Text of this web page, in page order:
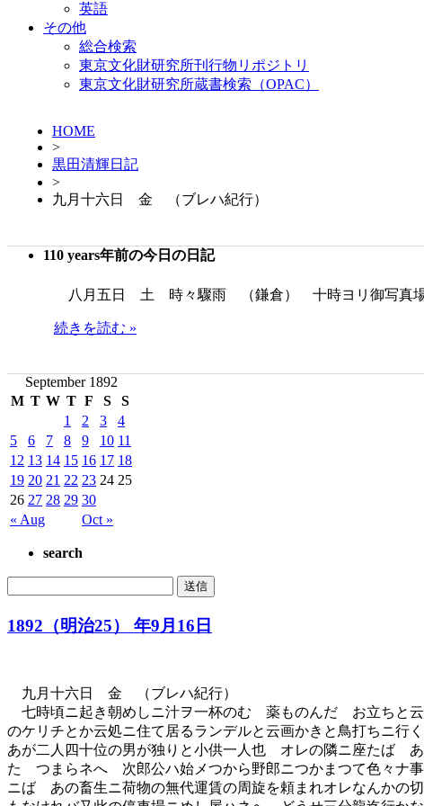
英語
その他
総合検索
東京文化財研究所刊行物リポジトリ
東京文化財研究所蔵書検索（OPAC）
HOME
>
黒田清輝日記
>
九月十六日 金 （ブレハ紀行）
110 years年前の今日の日記
八月五日 土 時々驟雨 （鎌倉） 十時ヨリ御写真場
続きを読む »
September 1892
M T W T F S S
« Aug Oct »
1 2 3
4
5
6 7 8 9 10 11
12 13 14 15 16 17 18
19 20 21 22 23 24 25
26 27 28 29 30
search
1892（明治25） 年9月16日
九月十六日 金 （ブレハ紀行）
七時頃ニ起き朝めしニ汁ヲ一杯のむ 薬ものんだ お立ちと
のケリチとか云処ニ住て居るランデルと云画かきと鳥打ちニ
あが二人四十位の男が独りと小供一人也 オレの隣ニ座たばゞ
た つまらネへ 次郎公ハ始メつから野郎ニつかまつて色々ナ
ニばゞあの畜生ニ荷物の無代運賃の周旋を頼まれオレなんか